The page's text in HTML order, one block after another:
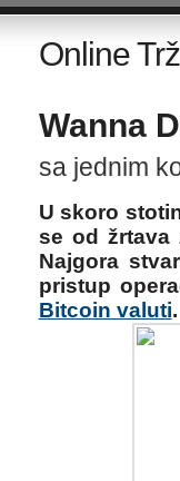
Online
Wanna
sa jednim
U skoro
se od žrtava
Najgora
pristup
Bitcoin valuti.